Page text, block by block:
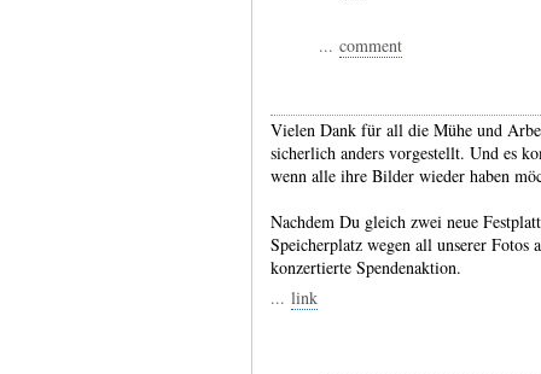
... comment
Vielen Dank für all die Mühe und
sicherlich anders vorgestellt. Und es
wenn alle ihre Bilder wieder haben
Nachdem Du gleich zwei neue
Speicherplatz wegen all unserer Fotos
konzertierte Spendenaktion.
... link